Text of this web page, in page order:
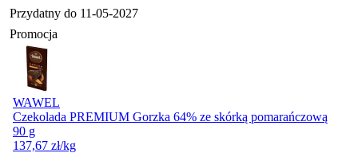
Przydatny do 11-05-2027
Promocja
WAWEL
Czekolada PREMIUM Gorzka 64% ze skórką pomarańczową
90 g
137,67 zł/kg